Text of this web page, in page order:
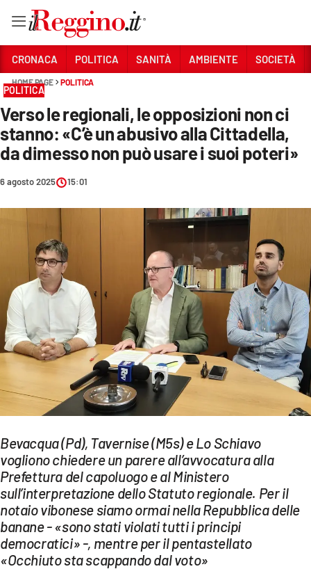
Sezioni
CRONACA
POLITICA
SANITÀ
AMBIENTE
SOCIETÀ
CULTURA
ECONOMIA E LAVORO
EVENTI
SPORT
Streaming
LAC NETWORK
LAC ONAIR
Network
LACPLAY.IT
CRONACA POLITICA SANITÀ AMBIENTE SOCIETÀ
HOME PAGE POLITICA
POLITICA
Verso le regionali, le opposizioni non ci
stanno: «C’è un abusivo alla Cittadella,
da dimesso non può usare i suoi poteri»
6 agosto 2025 15:01
Bevacqua (Pd), Tavernise (M5s) e Lo Schiavo
vogliono chiedere un parere all’avvocatura alla
Prefettura del capoluogo e al Ministero
sull’interpretazione dello Statuto regionale. Per il
notaio vibonese siamo ormai nella Repubblica delle
banane - «sono stati violati tutti i principi
democratici» -, mentre per il pentastellato
«Occhiuto sta scappando dal voto»